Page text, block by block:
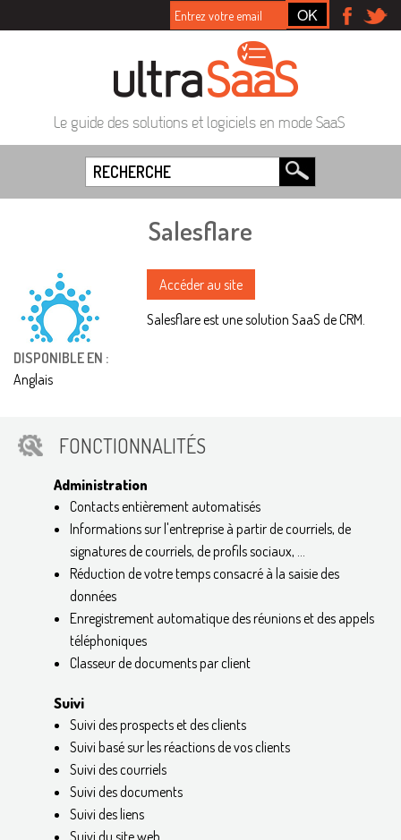
Le guide des solutions et logiciels en mode SaaS
Salesflare
Accéder au site
Salesflare est une solution SaaS de CRM.
DISPONIBLE EN :
Anglais
FONCTIONNALITÉS
Administration
Contacts entièrement automatisés
Informations sur l'entreprise à partir de courriels, de
signatures de courriels, de profils sociaux, ...
Réduction de votre temps consacré à la saisie des
données
Enregistrement automatique des réunions et des appels
téléphoniques
Classeur de documents par client
Suivi
Suivi des prospects et des clients
Suivi basé sur les réactions de vos clients
Suivi des courriels
Suivi des documents
Suivi des liens
Suivi du site web